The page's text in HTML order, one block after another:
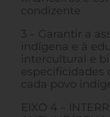
condizente
3 – Garantir a
indígena e à
intercultural e
especificidades
cada povo
EIXO 4 –